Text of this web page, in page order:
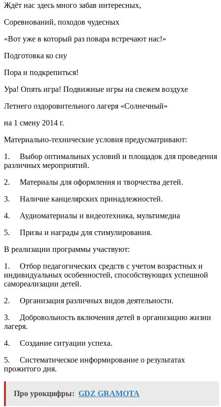
Ждёт нас здесь много забав интересных,
Соревнований, походов чудесных
«Вот уже в который раз повара встречают нас!»
Подготовка ко сну
Пора и подкрепиться!
Ура! Опять игра! Подвижные игры на свежем воздухе
Летнего оздоровительного лагеря «Солнечный»
на 1 смену 2014 г.
Материально-технические условия предусматривают:
1. Выбор оптимальных условий и площадок для проведения
различных мероприятий.
2. Материалы для оформления и творчества детей.
3. Наличие канцелярских принадлежностей.
4. Аудиоматериалы и видеотехника, мультимедиа
5. Призы и награды для стимулирования.
В реализации программы участвуют:
1. Отбор педагогических средств с учетом возрастных и
индивидуальных особенностей, способствующих успешной
самореализации детей.
2. Организация различных видов деятельности.
3. Добровольность включения детей в организацию жизни
лагеря.
4. Создание ситуации успеха.
5. Систематическое информирование о результатах
прожитого дня.
Про урокцифры: GDZ GRAMOTA